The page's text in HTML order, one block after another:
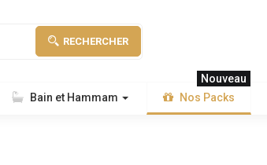
RECHERCHER
Bain et Hammam
Nouveau
Nos Packs